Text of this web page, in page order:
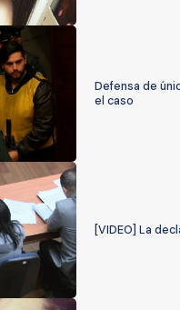
Defensa de
el caso
[VIDEO] La